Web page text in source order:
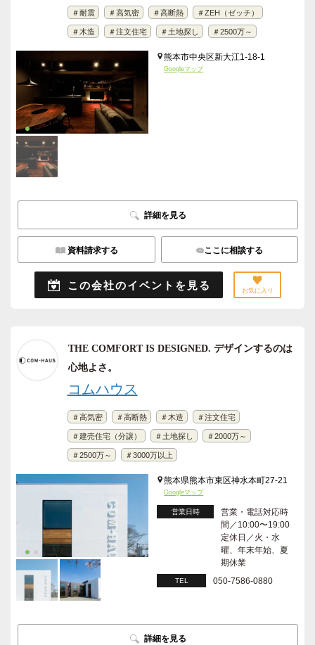
＃耐震 ＃高気密 ＃高断熱 ＃ZEH（ゼッチ）
＃木造 ＃注文住宅 ＃土地探し ＃2500万～
熊本市中央区新大江1-18-1
Googleマップ
この会社のイベントを見る お気に入り
詳細を見る
資料請求する ここに相談する
THE COMFORT IS DESIGNED. デザインするのは
心地よさ。
コムハウス
＃高気密 ＃高断熱 ＃木造 ＃注文住宅
＃建売住宅（分譲） ＃土地探し ＃2000万～
＃2500万～ ＃3000万以上
熊本県熊本市東区神水本町27-21
Googleマップ
営業日時
営業・電話対応時
間／10:00〜19:00
定休日／火・水
曜、年末年始、夏
期休業
TEL 050-7586-0880
詳細を見る